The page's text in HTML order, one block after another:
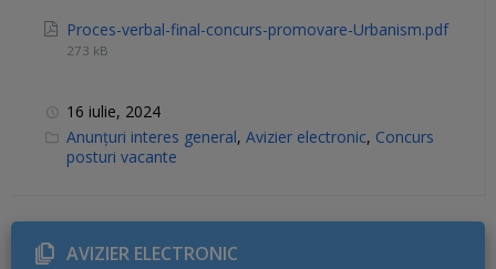
Proces-verbal-final-concurs-promovare-Urbanism.pdf
273 kB
16 iulie, 2024
C
a
t
r
e
Anunțuri interes general, Avizier electronic, Concurs
posturi vacante
AVIZIER ELECTRONIC